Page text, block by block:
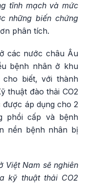
tĩnh mạch và mức
những biến chứng
phân tích.
các nước châu Âu
bệnh nhân ở khu
cho biết, với thành
thuật đào thải CO2
được áp dụng cho 2
phổi cấp và bệnh
nền bệnh nhân bị
Việt Nam sẽ nghiên
kỹ thuật thải CO2